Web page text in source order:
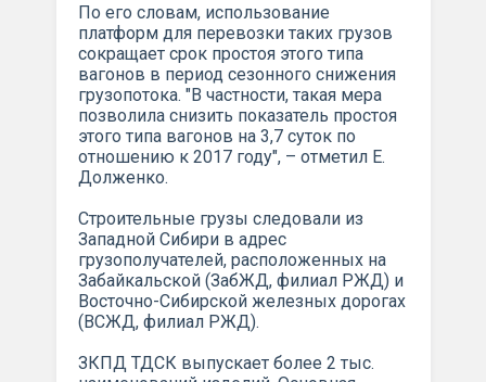
По его словам, использование
платформ для перевозки таких грузов
сокращает срок простоя этого типа
вагонов в период сезонного снижения
грузопотока. "В частности, такая мера
позволила снизить показатель простоя
этого типа вагонов на 3,7 суток по
отношению к 2017 году", – отметил Е.
Долженко.
Строительные грузы следовали из
Западной Сибири в адрес
грузополучателей, расположенных на
Забайкальской (ЗабЖД, филиал РЖД) и
Восточно-Сибирской железных дорогах
(ВСЖД, филиал РЖД).
ЗКПД ТДСК выпускает более 2 тыс.